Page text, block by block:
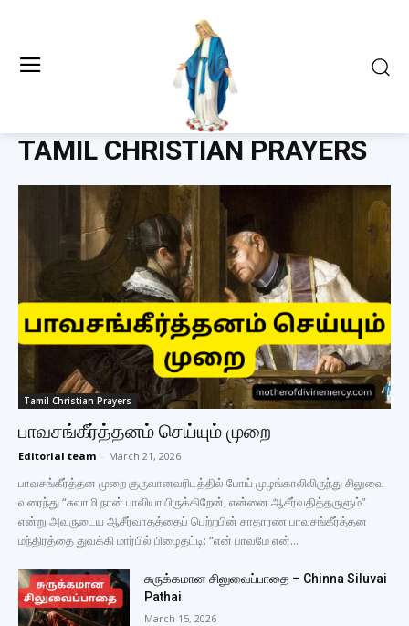
TAMIL CHRISTIAN PRAYERS
Tamil Christian Prayers
பாவசங்கீர்த்தனம் செய்யும் முறை
Editorial team - March 21, 2026
பாவசங்கீர்த்தன முறை குருவானவரிடத்தில் போய் முழங்காலிலிருந்து சிலுவை
வரைந்து “சுவாமி நான் பாவியாயிருக்கிறேன், என்னை ஆசீர்வதித்தருளும்”
என்று அவருடைய ஆசீர்வாதத்தைப் பெற்றபின் சாதாரண பாவசங்கீர்த்தன
மந்திரத்தை துவக்கி மார்பில் பிழைதட்டி: “என் பாவமே என்...
சுருக்கமான சிலுவைப்பாதை – Chinna Siluvai
Pathai
March 15, 2026